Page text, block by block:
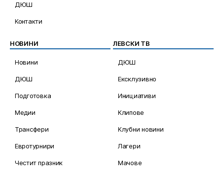
ДЮШ
Контакти
НОВИНИ
Новини
ДЮШ
Подготовка
Медии
Трансфери
Евротурнири
Честит празник
ЛЕВСКИ ТВ
ДЮШ
Ексклузивно
Инициативи
Клипове
Клубни новини
Лагери
Мачове